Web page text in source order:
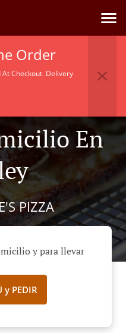
Order
Checkout. Delivery
En
PIZZA
y para llevar
y PEDIR